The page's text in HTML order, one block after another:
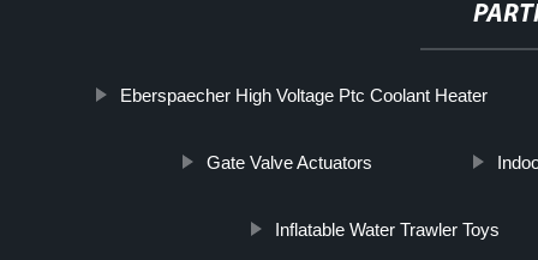
Eberspaecher High Voltage Ptc Coolant Heater
Gate Valve Actuators
Inflatable Water Trawler Toys